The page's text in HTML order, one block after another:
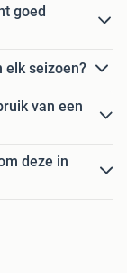
goed
elk seizoen?
van een
deze in